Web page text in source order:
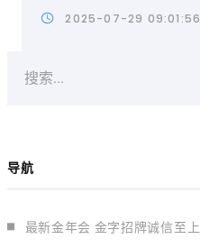
2025-07-29 09:01:56
搜索...
导航
最新金年会 金字招牌诚信至上